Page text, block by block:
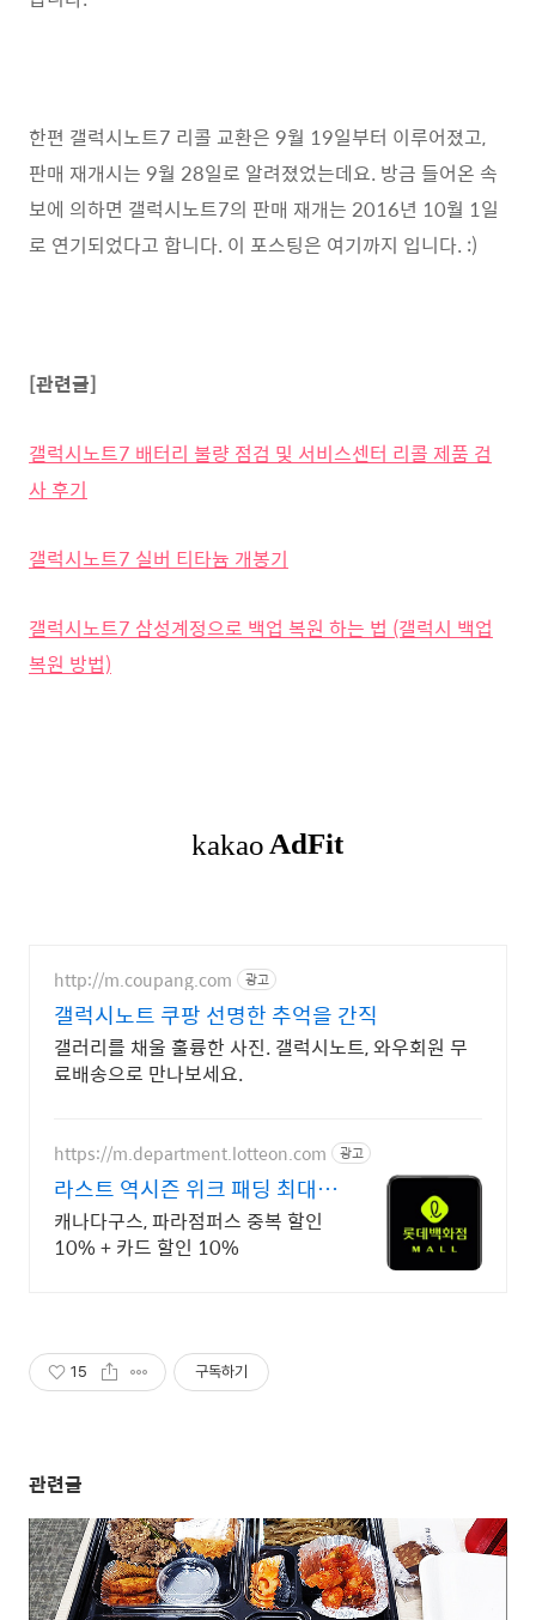
한편 갤럭시노트7 리콜 교환은 9월 19일부터 이루어졌고,
판매 재개시는 9월 28일로 알려졌었는데요. 방금 들어온 속
보에 의하면 갤럭시노트7의 판매 재개는 2016년 10월 1일
로 연기되었다고 합니다. 이 포스팅은 여기까지 입니다. :)
[관련글]
갤럭시노트7 배터리 불량 점검 및 서비스센터 리콜 제품 검
사 후기
갤럭시노트7 실버 티타늄 개봉기
갤럭시노트7 삼성계정으로 백업 복원 하는 법 (갤럭시 백업
복원 방법)
http://m.coupang.com 광고
갤럭시노트 쿠팡 선명한 추억을 간직
갤러리를 채울 훌륭한 사진. 갤럭시노트, 와우회원 무
료배송으로 만나보세요.
https://m.department.lotteon.com 광고
라스트 역시즌 위크 패딩 최대
74% 할인
캐나다구스, 파라점퍼스 중복 할인
10% + 카드 할인 10%
15 구독하기
관련글